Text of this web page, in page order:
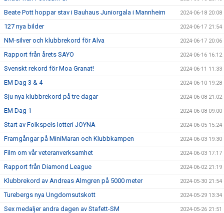
Beate Pott hoppar stav i Bauhaus Juniorgala i Mannheim 2024-06-18 20:08
127 nya bilder 2024-06-17 21:54
NM-silver och klubbrekord för Alva 2024-06-17 20:06
Rapport från årets SAYO 2024-06-16 16:12
Svenskt rekord för Moa Granat! 2024-06-11 11:33
EM Dag 3 & 4 2024-06-10 19:28
Sju nya klubbrekord på tre dagar 2024-06-08 21:02
EM Dag 1 2024-06-08 09:00
Start av Folkspels lotteri JOYNA 2024-06-05 15:24
Framgångar på MiniMaran och Klubbkampen 2024-06-03 19:30
Film om vår veteranverksamhet 2024-06-03 17:17
Rapport från Diamond League 2024-06-02 21:19
Klubbrekord av Andreas Almgren på 5000 meter 2024-05-30 21:54
Turebergs nya Ungdomsutskott 2024-05-29 13:34
Sex medaljer andra dagen av Stafett-SM 2024-05-26 21:51